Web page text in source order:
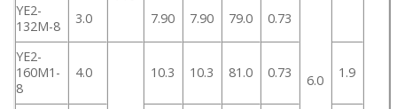
6.0
YE2-
132M-8
3.0 7.90 7.90 79.0 0.73
YE2-
160M1-
8
4.0 10.3 10.3 81.0 0.73 1.9